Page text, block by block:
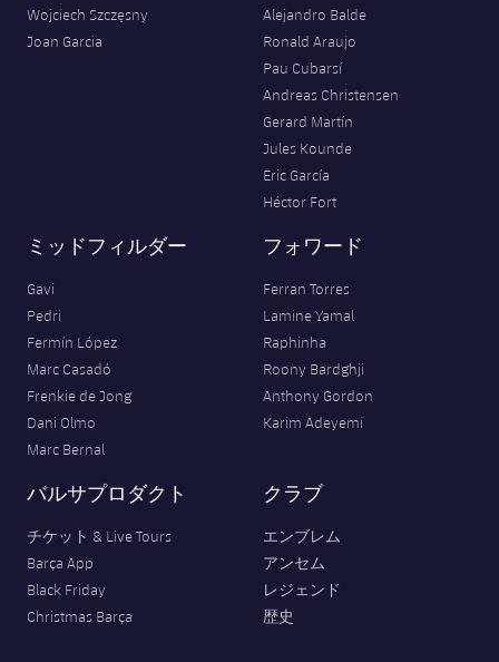
Wojciech Szczęsny
Joan Garcia
Alejandro Balde
Ronald Araujo
Pau Cubarsí
Andreas Christensen
Gerard Martín
Jules Kounde
Eric García
Héctor Fort
ミッドフィルダー
Gavi
Pedri
Fermín López
Marc Casadó
Frenkie de Jong
Dani Olmo
Marc Bernal
フォワード
Ferran Torres
Lamine Yamal
Raphinha
Roony Bardghji
Anthony Gordon
Karim Adeyemi
バルサプロダクト
チケット & Live Tours
Barça App
Black Friday
Christmas Barça
クラブ
エンブレム
アンセム
レジェンド
歴史